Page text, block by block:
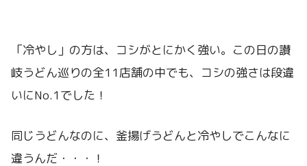
「冷やし」の方は、コシがとにかく強い。この日の讃
岐うどん巡りの全11店舗の中でも、コシの強さは段違
いにNo.1でした！
同じうどんなのに、釜揚げうどんと冷やしでこんなに
違うんだ・・・！